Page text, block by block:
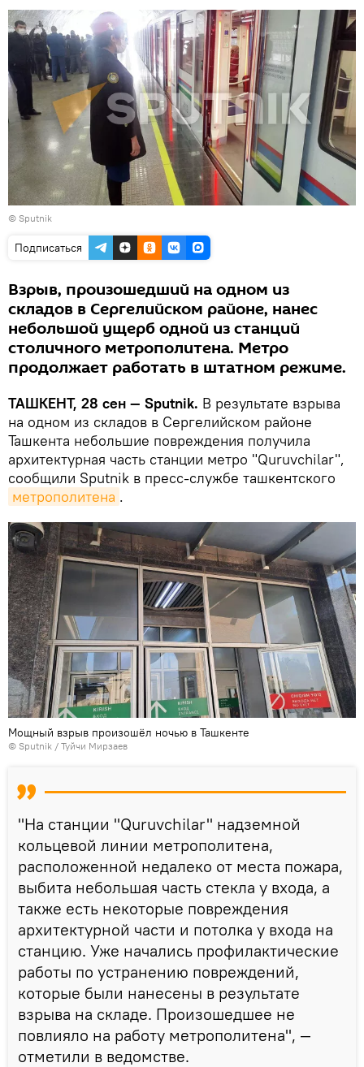
© Sputnik
Подписаться
Взрыв, произошедший на одном из
складов в Сергелийском районе, нанес
небольшой ущерб одной из станций
столичного метрополитена. Метро
продолжает работать в штатном режиме.
ТАШКЕНТ, 28 сен — Sputnik. В результате взрыва
на одном из складов в Сергелийском районе
Ташкента небольшие повреждения получила
архитектурная часть станции метро "Quruvchilar",
сообщили Sputnik в пресс-службе ташкентского
метрополитена .
Мощный взрыв произошёл ночью в Ташкенте
© Sputnik / Туйчи Мирзаев
"На станции "Quruvchilar" надземной
кольцевой линии метрополитена,
расположенной недалеко от места пожара,
выбита небольшая часть стекла у входа, а
также есть некоторые повреждения
архитектурной части и потолка у входа на
станцию. Уже начались профилактические
работы по устранению повреждений,
которые были нанесены в результате
взрыва на складе. Произошедшее не
повлияло на работу метрополитена", —
отметили в ведомстве.